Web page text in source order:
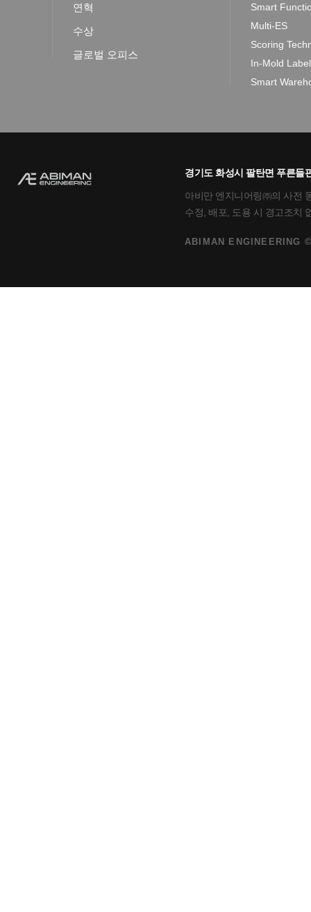
연혁
수상
글로벌 오피스
Smart
Multi-ES
Scoring
In-Mold
Smart
경기도 화성시 팔탄면 푸른들
아비만 엔지니어링㈜의 사전
수정, 배포, 도용 시 경고조치
ABIMAN ENGINEERING